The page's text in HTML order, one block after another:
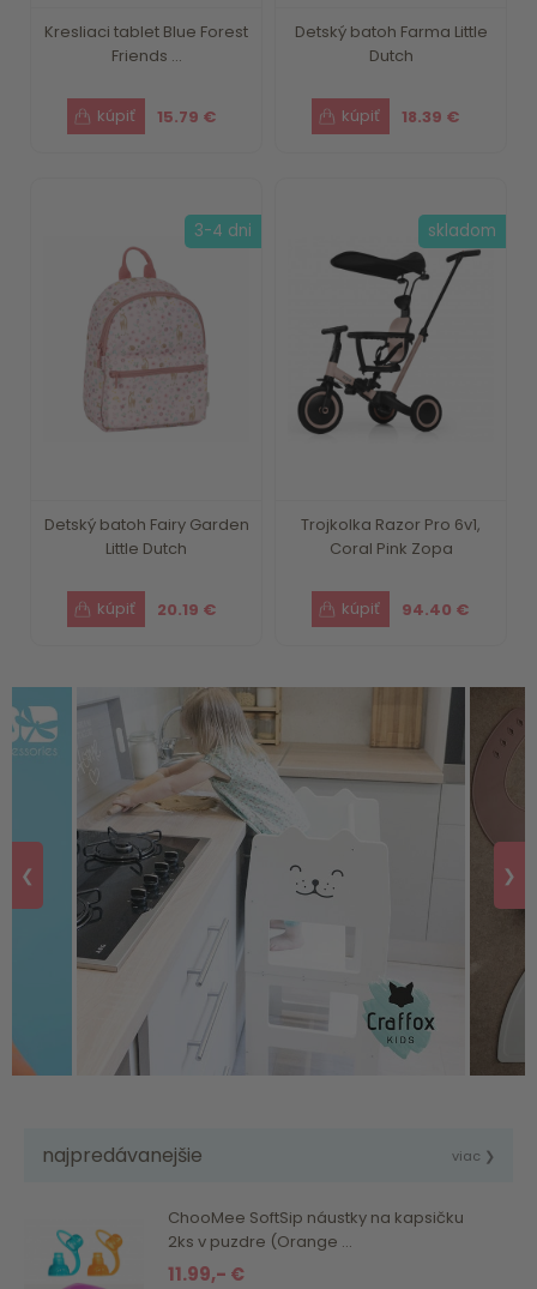
Kresliaci tablet Blue Forest
Friends ...
15.79 €
Detský batoh Farma Little
Dutch
18.39 €
Detský batoh Fairy Garden
Little Dutch
20.19 €
3-4 dni
Trojkolka Razor Pro 6v1,
Coral Pink Zopa
94.40 €
skladom
❮ ❯
najpredávanejšie viac ❯
ChooMee SoftSip náustky na kapsičku
2ks v puzdre (Orange ...
11.99,- €